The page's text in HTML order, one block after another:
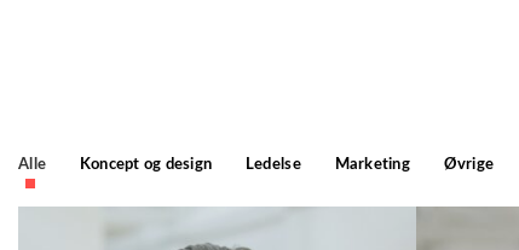
Alle Koncept og design Ledelse Marketing Øvrige